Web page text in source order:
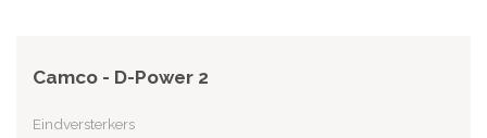
Camco - D-Power 2
Eindversterkers